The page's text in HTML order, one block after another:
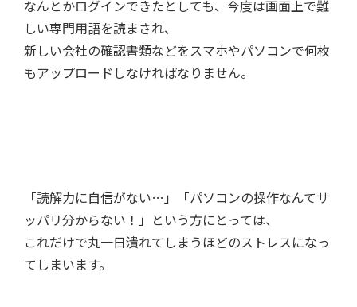
なんとかログインできたとしても、今度は画面上で難
しい専門用語を読まされ、
新しい会社の確認書類などをスマホやパソコンで何枚
もアップロードしなければなりません。
「読解力に自信がない…」「パソコンの操作なんてサ
ッパリ分からない！」という方にとっては、
これだけで丸一日潰れてしまうほどのストレスになっ
てしまいます。